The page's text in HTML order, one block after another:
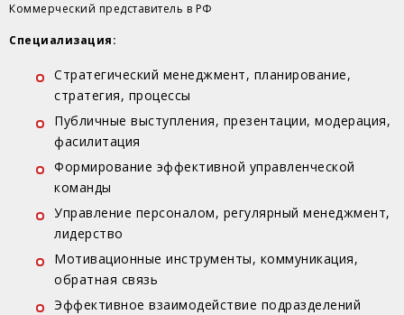
Коммерческий представитель в РФ
Специализация:
Стратегический менеджмент, планирование,
стратегия, процессы
Публичные выступления, презентации, модерация,
фасилитация
Формирование эффективной управленческой
команды
Управление персоналом, регулярный менеджмент,
лидерство
Мотивационные инструменты, коммуникация,
обратная связь
Эффективное взаимодействие подразделений